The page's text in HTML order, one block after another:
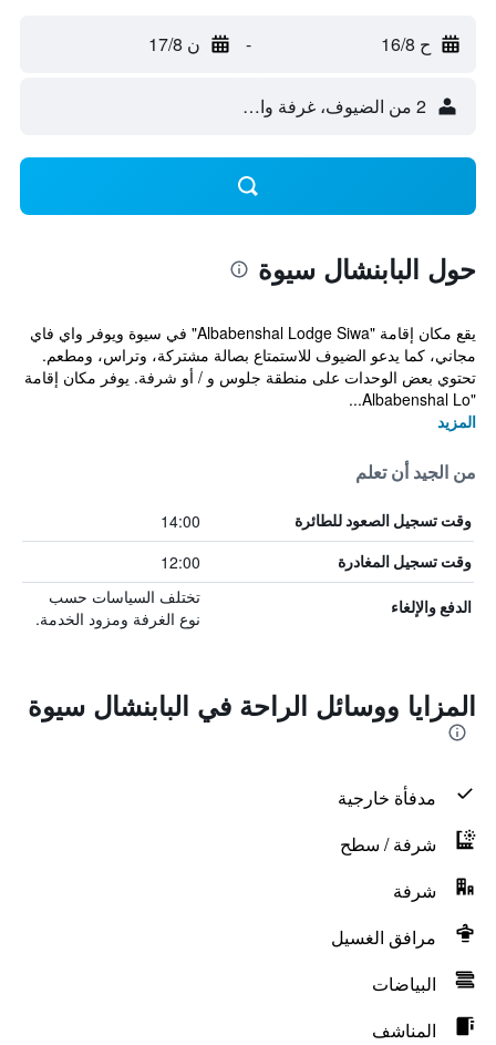
ح 16/8 - ن 17/8
2 من الضيوف، غرفة واحدة
حول البابنشال سيوة
يقع مكان إقامة "Albabenshal Lodge Siwa" في سيوة ويوفر واي فاي
مجاني، كما يدعو الضيوف للاستمتاع بصالة مشتركة، وتراس، ومطعم.
تحتوي بعض الوحدات على منطقة جلوس و / أو شرفة. يوفر مكان إقامة
"Albabenshal Lo...
المزيد
من الجيد أن تعلم
وقت تسجيل الصعود للطائرة 14:00
وقت تسجيل المغادرة 12:00
الدفع والإلغاء
تختلف السياسات حسب
نوع الغرفة ومزود الخدمة.
المزايا ووسائل الراحة في البابنشال سيوة
مدفأة خارجية
شرفة / سطح
شرفة
مرافق الغسيل
البياضات
المناشف